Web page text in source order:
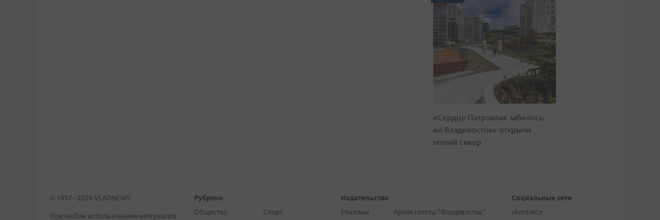
«Сердце Патрокла» забилось:
во Владивостоке открыли
новый сквер
© 1997 - 2026 VLADNEWS
При любом использовании материалов
Рубрики
Общество
Спорт
Издательство
Реклама
Архив газеты "Владивосток"
Социальные сети
vkontakte